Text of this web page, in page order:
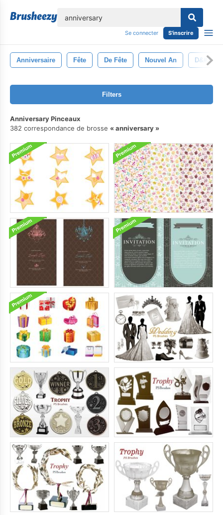
Se connecter S'inscrire
Anniversaire Fête De Fête Nouvel An D&#39;or
Filters
Anniversary Pinceaux
382 correspondance de brosse
anniversary